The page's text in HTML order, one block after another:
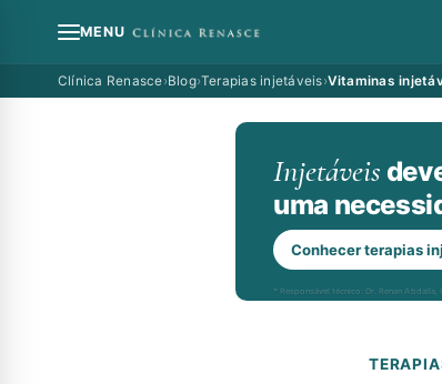
MENU
Clínica Renasce›Blog›Terapias injetáveis›Vitaminas
Injetáveis
uma
Conhecer terapias
* Responsável técnico: Dr. Renan Abdalla,